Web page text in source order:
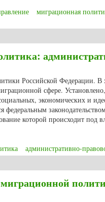
миграционная
Российской Федерации. В
сфере.
экономических и
которой происходит под
административно-